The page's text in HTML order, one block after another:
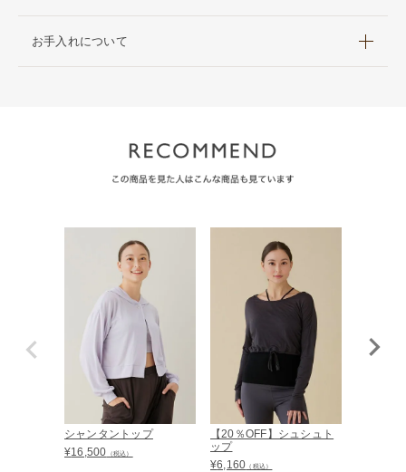
お手入れについて
シャンタントップ
¥16,500 （税込）
【20％OFF】シュシュト
ップ
¥6,160 （税込）